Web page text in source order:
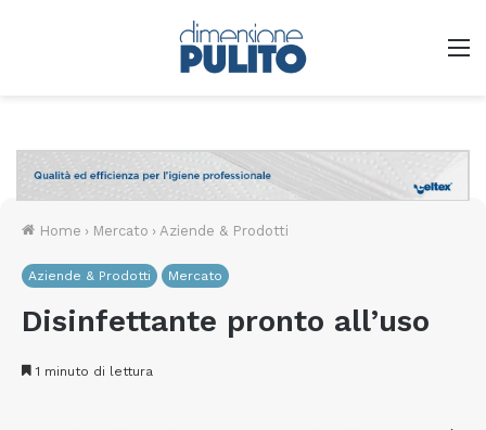
Home › Mercato › Aziende & Prodotti
Aziende & Prodotti Mercato
Disinfettante pronto all’uso
1 minuto di lettura